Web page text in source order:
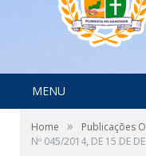
MENU
Home » Publicações
Nº 045/2014, DE 15 DE